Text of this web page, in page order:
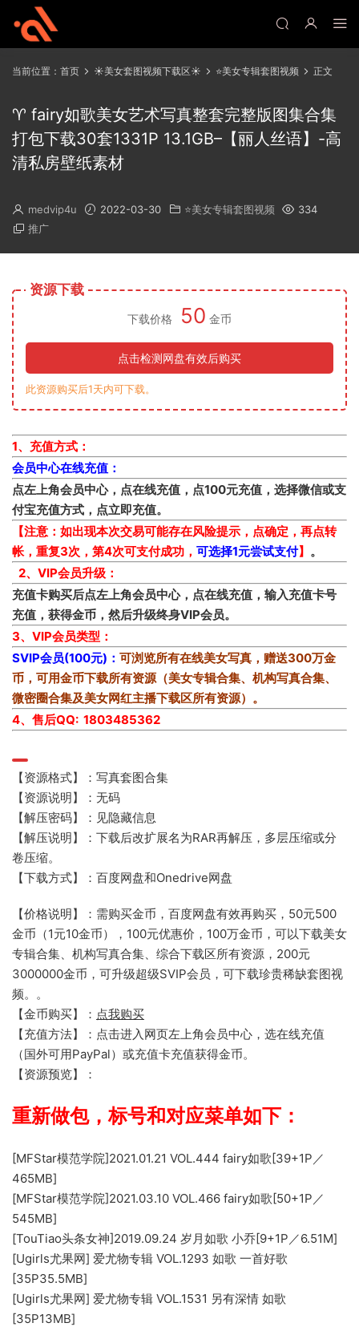
当前位置： 首页 ☀️美女套图视频下载区☀️ ⭐美女专辑套图视频 正文
♈ fairy如歌美女艺术写真整套完整版图集合集
打包下载30套1331P 13.1GB–【丽人丝语】-高
清私房壁纸素材
medvip4u 2022-03-30 ⭐美女专辑套图视频
334
推广
资源下载
下载价格 50 金币
点击检测网盘有效后购买
此资源购买后1天内可下载。
1、充值方式：
会员中心在线充值：
点左上角会员中心，点在线充值，点100元充值，选择微信或支
付宝充值方式，点立即充值。
【注意：如出现本次交易可能存在风险提示，点确定，再点转
帐，重复3次，第4次可支付成功， 可选择1元尝试支付】 。
2、VIP会员升级：
充值卡购买后点左上角会员中心，点在线充值，输入充值卡号
充值，获得金币，然后升级终身VIP会员。
3、VIP会员类型：
SVIP会员(100元)： 可浏览所有在线美女写真，赠送300万金
币，可用金币下载所有资源（美女专辑合集、机构写真合集、
微密圈合集及美女网红主播下载区所有资源）。
4、售后QQ: 1803485362
【资源格式】：写真套图合集
【资源说明】：无码
【解压密码】：见隐藏信息
【解压说明】：下载后改扩展名为RAR再解压，多层压缩或分
卷压缩。
【下载方式】：百度网盘和Onedrive网盘
【价格说明】：需购买金币，百度网盘有效再购买，50元500
金币（1元10金币），100元优惠价，100万金币，可以下载美女
专辑合集、机构写真合集、综合下载区所有资源，200元
3000000金币，可升级超级SVIP会员，可下载珍贵稀缺套图视
频。。
【金币购买】： 点我购买
【充值方法】：点击进入网页左上角会员中心，选在线充值
（国外可用PayPal）或充值卡充值获得金币。
【资源预览】：
重新做包，标号和对应菜单如下：
[MFStar模范学院]2021.01.21 VOL.444 fairy如歌[39+1P／
465MB]
[MFStar模范学院]2021.03.10 VOL.466 fairy如歌[50+1P／
545MB]
[TouTiao头条女神]2019.09.24 岁月如歌 小乔[9+1P／6.51M]
[Ugirls尤果网] 爱尤物专辑 VOL.1293 如歌 一首好歌
[35P35.5MB]
[Ugirls尤果网] 爱尤物专辑 VOL.1531 另有深情 如歌
[35P13MB]